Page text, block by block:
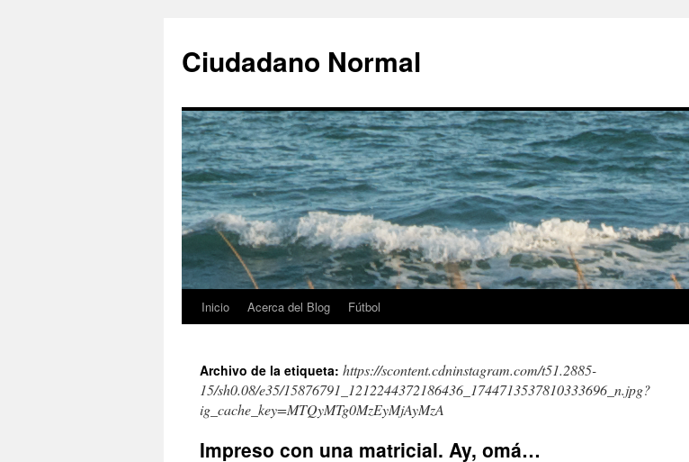
Ciudadano Normal
Saltar
contenido
Inicio Acerca del Blog Fútbol
Archivo de la etiqueta: https://scontent.cdninstagram.com/t51.2885-
15/sh0.08/e35/15876791_1212244372186436_1744713537810333696_n.jpg?
ig_cache_key=MTQyMTg0MzEyMjAyMzA
Impreso con una matricial. Ay, omá…